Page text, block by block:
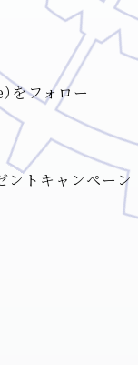
をフォロー
トキャンペーン